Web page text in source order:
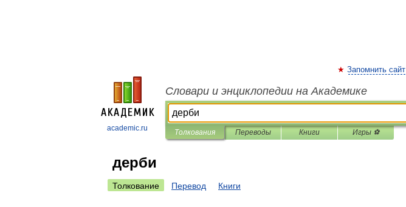
academic.ru
Запомнить сайт
Словари и энциклопедии на Академике
Толкования Переводы Книги Игры ⚽
дерби
Толкование Перевод Книги